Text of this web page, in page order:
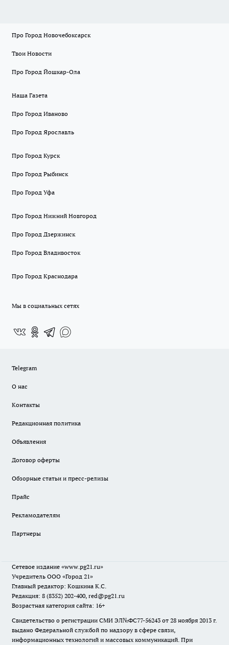
Про Город Новочебоксарск
Твои Новости
Про Город Йошкар-Ола
Наша Газета
Про Город Иваново
Про Город Ярославль
Про Город Курск
Про Город Рыбинск
Про Город Уфа
Про Город Нижний Новгород
Про Город Дзержинск
Про Город Владивосток
Про Город Краснодара
Мы в социальных сетях
Telegram
О нас
Контакты
Редакционная политика
Объявления
Договор оферты
Обзорные статьи и пресс-релизы
Прайс
Рекламодателям
Партнеры
Сетевое издание «www.pg21.ru»
Учредитель ООО «Город 21»
Главный редактор: Кошкина К.С.
Редакция: 8 (8352) 202-400, red@pg21.ru
Возрастная категория сайта: 16+
Свидетельство о регистрации СМИ ЭЛ№ФС77-56243 от 28 ноября 2013 г.
выдано Федеральной службой по надзору в сфере связи,
информационных технологий и массовых коммуникаций. При